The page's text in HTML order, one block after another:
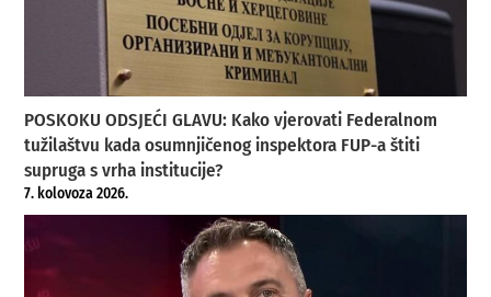
POSKOKU ODSJEĆI GLAVU: Kako vjerovati Federalnom
tužilaštvu kada osumnjičenog inspektora FUP-a štiti
supruga s vrha institucije?
7. kolovoza 2026.